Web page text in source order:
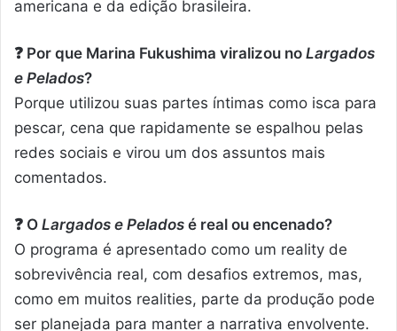
americana e da edição brasileira.
❓ Por que Marina Fukushima viralizou no Largados
e Pelados?
Porque utilizou suas partes íntimas como isca para
pescar, cena que rapidamente se espalhou pelas
redes sociais e virou um dos assuntos mais
comentados.
❓ O Largados e Pelados é real ou encenado?
O programa é apresentado como um reality de
sobrevivência real, com desafios extremos, mas,
como em muitos realities, parte da produção pode
ser planejada para manter a narrativa envolvente.